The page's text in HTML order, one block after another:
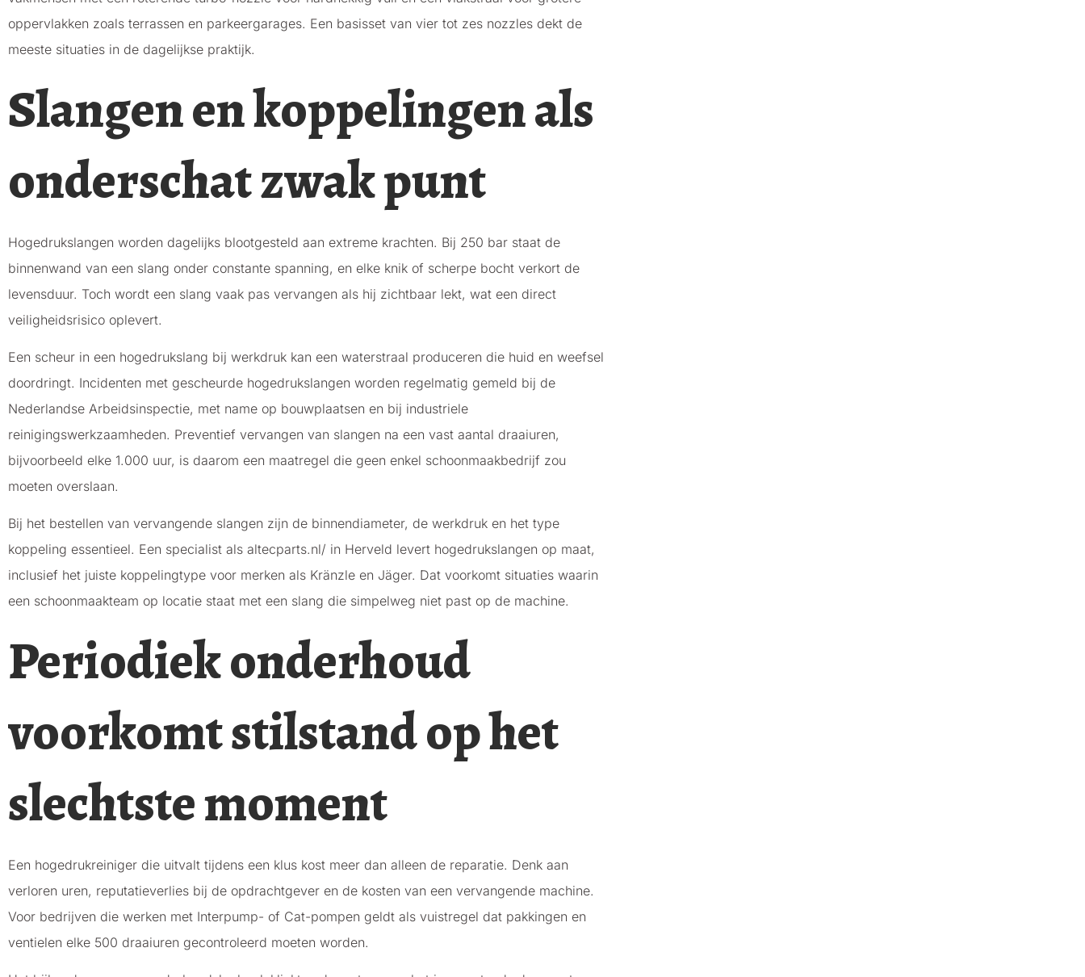
oppervlakken zoals terrassen en parkeergarages. Een basisset van vier tot zes nozzles dekt de
meeste situaties in de dagelijkse praktijk.
Slangen en koppelingen als
onderschat zwak punt
Hogedrukslangen worden dagelijks blootgesteld aan extreme krachten. Bij 250 bar staat de
binnenwand van een slang onder constante spanning, en elke knik of scherpe bocht verkort de
levensduur. Toch wordt een slang vaak pas vervangen als hij zichtbaar lekt, wat een direct
veiligheidsrisico oplevert.
Een scheur in een hogedrukslang bij werkdruk kan een waterstraal produceren die huid en weefsel
doordringt. Incidenten met gescheurde hogedrukslangen worden regelmatig gemeld bij de
Nederlandse Arbeidsinspectie, met name op bouwplaatsen en bij industriele
reinigingswerkzaamheden. Preventief vervangen van slangen na een vast aantal draaiuren,
bijvoorbeeld elke 1.000 uur, is daarom een maatregel die geen enkel schoonmaakbedrijf zou
moeten overslaan.
Bij het bestellen van vervangende slangen zijn de binnendiameter, de werkdruk en het type
koppeling essentieel. Een specialist als altecparts.nl/ in Herveld levert hogedrukslangen op maat,
inclusief het juiste koppelingtype voor merken als Kränzle en Jäger. Dat voorkomt situaties waarin
een schoonmaakteam op locatie staat met een slang die simpelweg niet past op de machine.
Periodiek onderhoud
voorkomt stilstand op het
slechtste moment
Een hogedrukreiniger die uitvalt tijdens een klus kost meer dan alleen de reparatie. Denk aan
verloren uren, reputatieverlies bij de opdrachtgever en de kosten van een vervangende machine.
Voor bedrijven die werken met Interpump- of Cat-pompen geldt als vuistregel dat pakkingen en
ventielen elke 500 draaiuren gecontroleerd moeten worden.